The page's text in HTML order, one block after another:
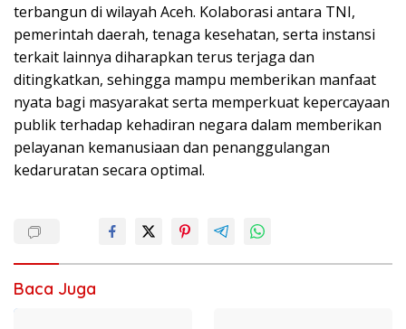
terbangun di wilayah Aceh. Kolaborasi antara TNI,
pemerintah daerah, tenaga kesehatan, serta instansi
terkait lainnya diharapkan terus terjaga dan
ditingkatkan, sehingga mampu memberikan manfaat
nyata bagi masyarakat serta memperkuat kepercayaan
publik terhadap kehadiran negara dalam memberikan
pelayanan kemanusiaan dan penanggulangan
kedaruratan secara optimal.
Baca Juga